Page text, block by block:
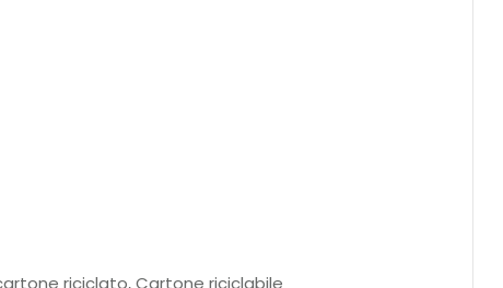
riciclato, Cartone riciclabile